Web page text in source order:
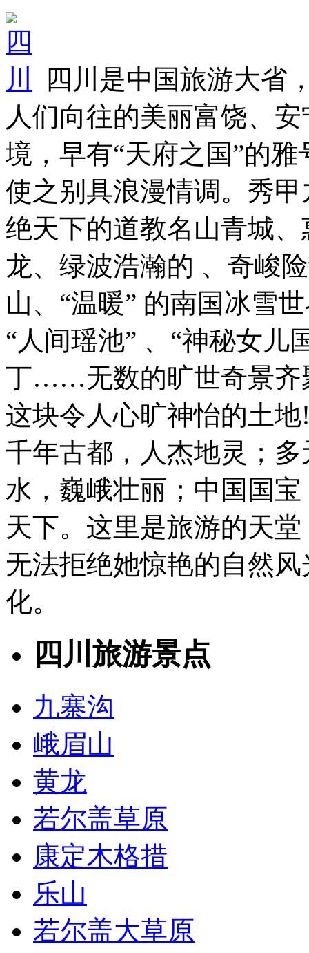
四川是中国旅游大省
人们向往的美丽富饶、
境，早有“天府之国”的
使之别具浪漫情调。秀
绝天下的道教名山青城
龙、绿波浩瀚的 、奇峻
山、“温暖” 的南国冰雪
“人间瑶池” 、“神秘女儿
丁……无数的旷世奇景齐
这块令人心旷神怡的土
千年古都，人杰地灵；
水，巍峨壮丽；中国国
天下。这里是旅游的天
无法拒绝她惊艳的自然
化。
四川旅游景点
九寨沟
峨眉山
黄龙
若尔盖草原
康定木格措
乐山
若尔盖大草原